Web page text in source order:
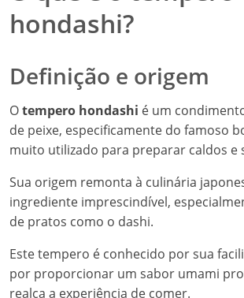
hondashi?
Definição e origem
Otempero hondashi é um
de peixe, especificamente do famoso
muito utilizado para preparar caldos e
Sua origem remonta à culinária
ingrediente imprescindível,
de pratos como o dashi.
Este tempero é conhecido por sua
por proporcionar um sabor umami
realça a experiência de comer.